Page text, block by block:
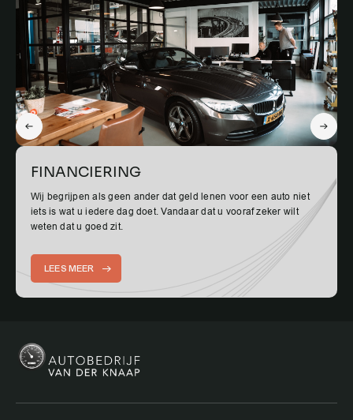
FINANCIERING
Wij begrijpen als geen ander dat geld lenen voor een auto niet
iets is wat u iedere dag doet. Vandaar dat u vooraf zeker wilt
weten dat u goed zit.
LEES MEER